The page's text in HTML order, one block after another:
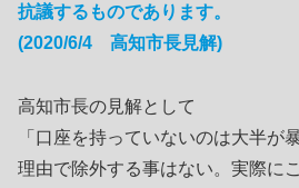
抗議するものであります。
(2020/6/4 高知市長見解)
高知市長の見解として
「口座を持っていないのは大半が
理由で除外する事はない。実際に